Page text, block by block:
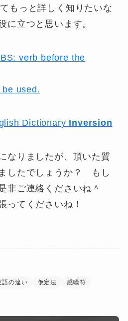
もっと詳しく知りたいな
に立つと思います。
verb before the
used.
Dictionary Inversion
なりましたが、頂いた質
したでしょうか？ もし
非ご連絡くださいね＾
てくださいね！
語の違い
仮定法
感嘆符